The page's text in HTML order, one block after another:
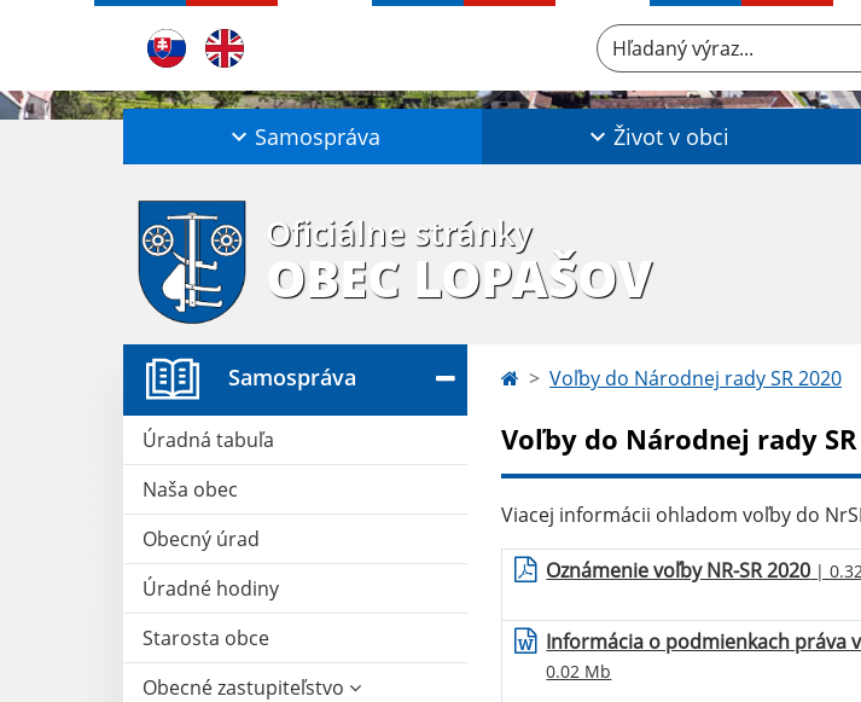
Hľadaný výraz...
Samospráva Život v obci
Oficiálne stránky
OBEC LOPAŠOV
Samospráva
Úradná tabuľa
Naša obec
Obecný úrad
Úradné hodiny
Starosta obce
Obecné zastupiteľstvo
Voľby do Národnej rady SR 2020
Voľby do Národnej rady
Viacej informácii ohladom voľby do
Oznámenie voľby NR-SR 2020 |
Informácia o podmienkach práva
0.02 Mb